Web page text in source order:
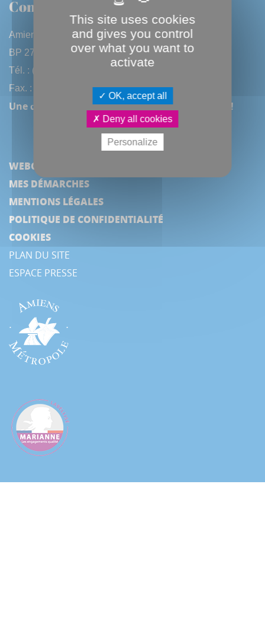
Contactez-nous
Amiens Métropole
BP 2720 - 80027 Amiens CEDEX
Tél. : (33) 3 22 97 40 40
Fax. : (33) 3 22 97 42 53
Une question, une remarque ? Contactez-nous !
WEBCAM
MES DÉMARCHES
MENTIONS LÉGALES
POLITIQUE DE CONFIDENTIALITÉ
COOKIES
PLAN DU SITE
ESPACE PRESSE
This site uses cookies
and gives you control
over what you want to
activate
OK, accept all
Deny all cookies
Personalize